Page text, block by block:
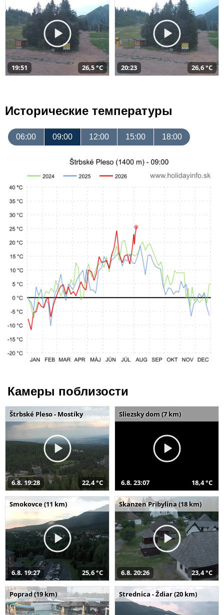
19:51 26,5 °C 20:23 26,6 °C
Исторические температуры
06:00 09:00 12:00 15:00 18:00
Камеры поблизости
Štrbské Pleso - Mostíky
6.8. 19:28 22,4 °C
Sliezsky dom (7 km)
6.8. 23:07 18,4 °C
Smokovce (11 km)
6.8. 19:27 25,6 °C
Skanzen Pribylina (18 km)
6.8. 20:26 23,4 °C
Poprad (19 km) Strednica - Ždiar (20 km)